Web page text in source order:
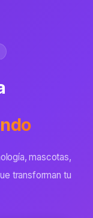
transforman tu